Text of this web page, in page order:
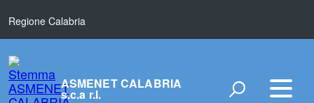
Regione Calabria
ASMENET CALABRIA
s.c.a r.l.